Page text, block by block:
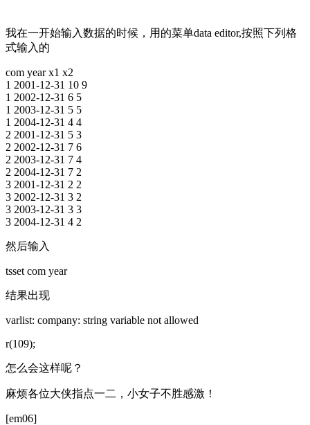
我在一开始输入数据的时候，用的菜单data editor,按照下列格
式输入的
com year x1 x2
1 2001-12-31 10 9
1 2002-12-31 6 5
1 2003-12-31 5 5
1 2004-12-31 4 4
2 2001-12-31 5 3
2 2002-12-31 7 6
2 2003-12-31 7 4
2 2004-12-31 7 2
3 2001-12-31 2 2
3 2002-12-31 3 2
3 2003-12-31 3 3
3 2004-12-31 4 2
然后输入
tsset com year
结果出现
varlist: company: string variable not allowed
r(109);
怎么会这样呢？
麻烦各位大侠指点一二，小女子不胜感激！
[em06]